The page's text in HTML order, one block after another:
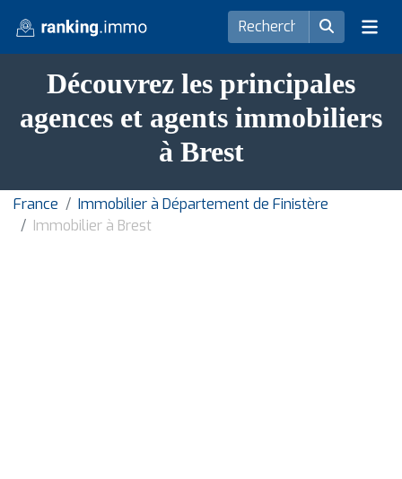
Découvrez les principales
agences et agents immobiliers
à Brest
France
Immobilier à Département de Finistère
Immobilier à Brest